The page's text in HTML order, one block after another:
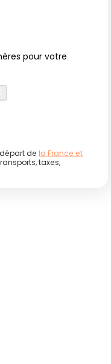
pour votre
de la France et
taxes,